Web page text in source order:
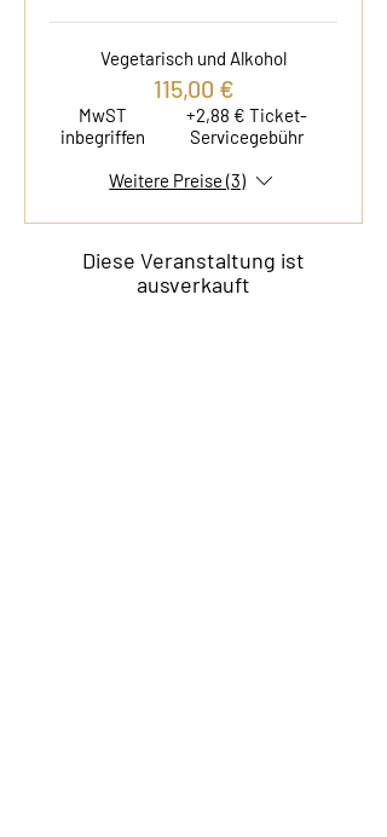
Vegetarisch und Alkohol
115,00 €
MwST
inbegriffen
+2,88 € Ticket-
Servicegebühr
Weitere Preise (3)
Diese Veranstaltung ist
ausverkauft